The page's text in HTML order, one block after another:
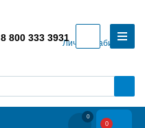
Личный кабинет
8 800 333 3931
0
0